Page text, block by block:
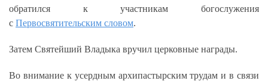
обратился к участникам богослужения
с Первосвятительским словом.
Затем Святейший Владыка вручил церковные награды.
Во внимание к усердным архипастырским трудам и в связи